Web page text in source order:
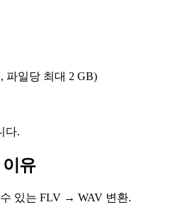
파일당 최대 2 GB)
다.
유
있는 FLV → WAV 변환.